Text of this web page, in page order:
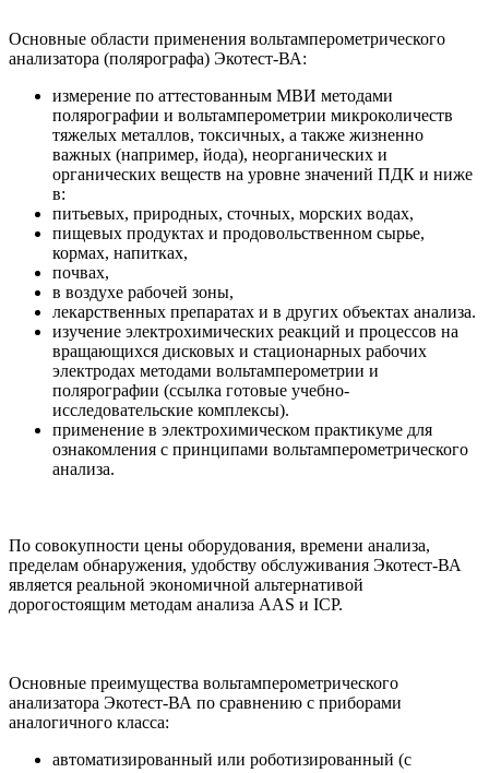
Основные области применения вольтамперометрического
анализатора (полярографа) Экотест-ВА:
измерение по аттестованным МВИ методами
полярографии и вольтамперометрии микроколичеств
тяжелых металлов, токсичных, а также жизненно
важных (например, йода), неорганических и
органических веществ на уровне значений ПДК и ниже
в:
питьевых, природных, сточных, морских водах,
пищевых продуктах и продовольственном сырье,
кормах, напитках,
почвах,
в воздухе рабочей зоны,
лекарственных препаратах и в других объектах анализа.
изучение электрохимических реакций и процессов на
вращающихся дисковых и стационарных рабочих
электродах методами вольтамперометрии и
полярографии (ссылка готовые учебно-
исследовательские комплексы).
применение в электрохимическом практикуме для
ознакомления с принципами вольтамперометрического
анализа.
По совокупности цены оборудования, времени анализа,
пределам обнаружения, удобству обслуживания Экотест-ВА
является реальной экономичной альтернативой
дорогостоящим методам анализа AAS и ICP.
Основные преимущества вольтамперометрического
анализатора Экотест-ВА по сравнению с приборами
аналогичного класса:
автоматизированный или роботизированный (с